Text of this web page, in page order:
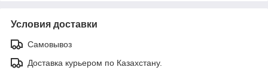
Условия доставки
Самовывоз
Доставка курьером по Казахстану.